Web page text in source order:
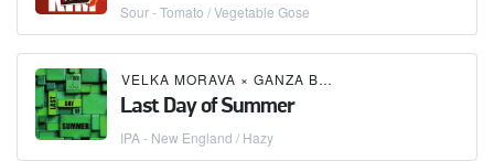
Sour - Tomato / Vegetable Gose
VELKA MORAVA × GANZA BREWERY
Last Day of Summer
IPA - New England / Hazy